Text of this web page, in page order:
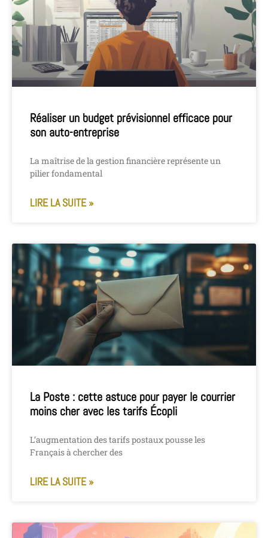
Réaliser un budget prévisionnel efficace pour
son auto-entreprise
La maîtrise de la gestion financière représente un
pilier fondamental
LIRE LA SUITE »
La Poste : cette astuce pour payer le courrier
moins cher avec les tarifs Écopli
L’augmentation des tarifs postaux pousse les
Français à chercher des
LIRE LA SUITE »